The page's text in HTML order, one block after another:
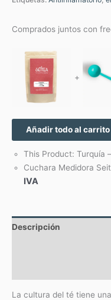
Comprados juntos con
+
Añadir todo al carrito
This Product: Turquía –
Cuchara Medidora
IVA
Descripción
La cultura del té tiene